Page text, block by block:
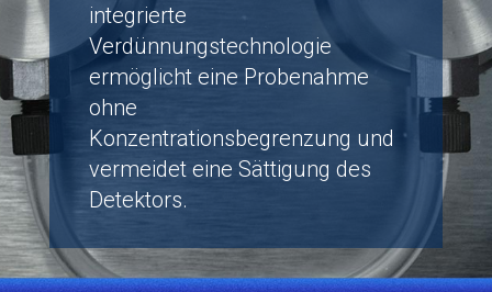
integrierte
Verdünnungstechnologie
ermöglicht eine Probenahme
ohne
Konzentrationsbegrenzung und
vermeidet eine Sättigung des
Detektors.